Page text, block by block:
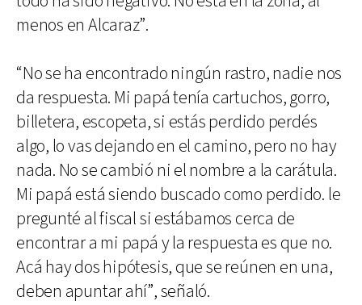
menos en Alcaraz”.
“No se ha encontrado ningún rastro, nadie nos
da respuesta. Mi papá tenía cartuchos, gorro,
billetera, escopeta, si estás perdido perdés
algo, lo vas dejando en el camino, pero no hay
nada. No se cambió ni el nombre a la carátula.
Mi papá está siendo buscado como perdido. le
pregunté al fiscal si estábamos cerca de
encontrar a mi papá y la respuesta es que no.
Acá hay dos hipótesis, que se reúnen en una,
deben apuntar ahí”, señaló.